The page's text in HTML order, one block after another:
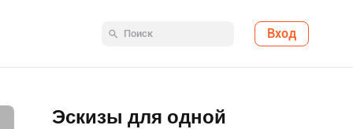
Вход
Эскизы для одной